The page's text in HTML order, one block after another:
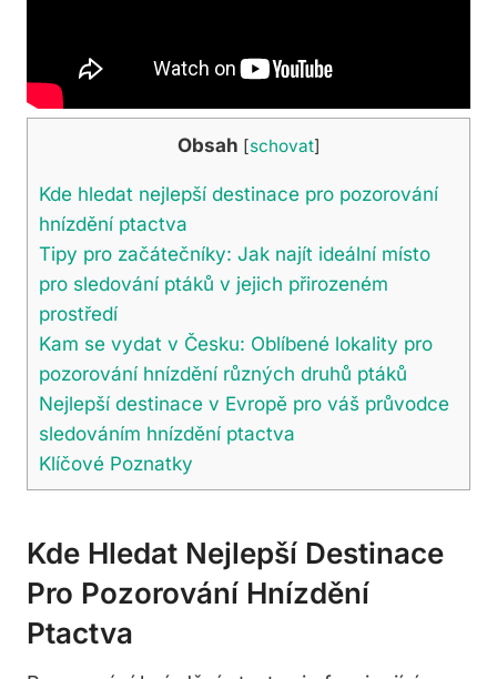
Obsah [schovat]
Kde hledat nejlepší destinace pro pozorování
hnízdění ptactva
Tipy pro začátečníky: Jak najít ideální místo
pro sledování ptáků v jejich přirozeném
prostředí
Kam se vydat v Česku: Oblíbené lokality pro
pozorování hnízdění různých druhů ptáků
Nejlepší destinace v Evropě pro váš průvodce
sledováním hnízdění ptactva
Klíčové Poznatky
Kde Hledat Nejlepší Destinace
Pro Pozorování Hnízdění
Ptactva